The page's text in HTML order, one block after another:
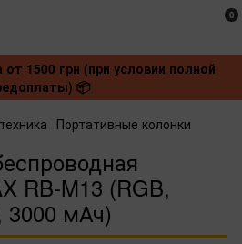
0
1500 грн (при условии полной
📦
Портативные колонки
RB-M13 (RGB,
3000 мАч)